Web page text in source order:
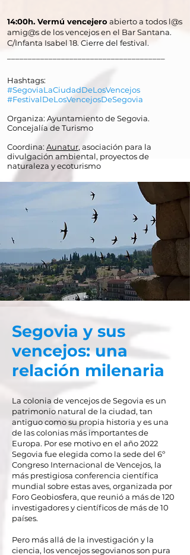
14:00h. Vermú vencejero abierto a todos l@s
amig@s de los vencejos en el Bar Santana.
C/Infanta Isabel 18. Cierre del festival.
Hashtags:
#SegoviaLaCiudadDeLosVencejos
#FestivalDeLosVencejosDeSegovia
Organiza: Ayuntamiento de Segovia.
Concejalía de Turismo
Coordina: Aunatur, asociación para la
divulgación ambiental, proyectos de
naturaleza y ecoturismo
Segovia y sus
vencejos: una
relación milenaria
La colonia de vencejos de Segovia es un
patrimonio natural de la ciudad, tan
antiguo como su propia historia y es una
de las colonias más importantes de
Europa. Por ese motivo en el año 2022
Segovia fue elegida como la sede del 6º
Congreso Internacional de Vencejos, la
más prestigiosa conferencia científica
mundial sobre estas aves, organizada por
Foro Geobiosfera, que reunió a más de 120
investigadores y científicos de más de 10
países.
Pero más allá de la investigación y la
ciencia, los vencejos segovianos son pura